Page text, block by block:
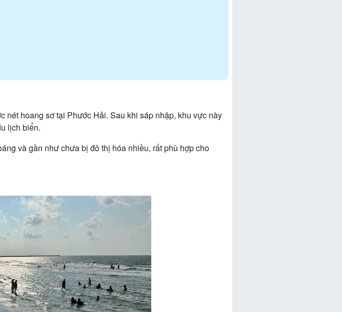
hoang sơ tại Phước Hải. Sau khi sáp nhập, khu vực này
lịch biển.
và gần như chưa bị đô thị hóa nhiều, rất phù hợp cho